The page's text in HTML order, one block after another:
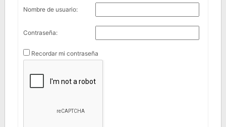
Nombre de usuario:
Contraseña:
Recordar mi contraseña